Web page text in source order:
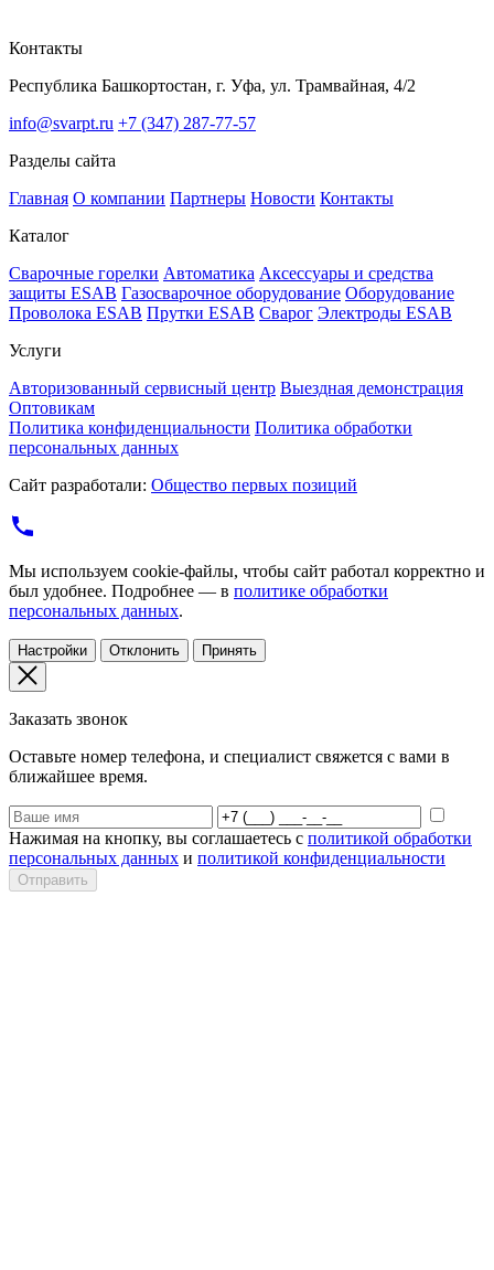
Контакты
Республика Башкортостан, г. Уфа, ул. Трамвайная, 4/2
info@svarpt.ru +7 (347) 287-77-57
Разделы сайта
Главная О компании Партнеры Новости Контакты
Каталог
Cварочные горелки Автоматика Аксессуары и средства
защиты ESAB Газосварочное оборудование Оборудование
Проволока ESAB Прутки ESAB Сварог Электроды ESAB
Услуги
Авторизованный сервисный центр Выездная демонстрация
Оптовикам
Политика конфиденциальности Политика обработки
персональных данных
Сайт разработали: Общество первых позиций
Мы используем cookie-файлы, чтобы сайт работал корректно и
был удобнее. Подробнее — в политике обработки
персональных данных.
Настройки Отклонить Принять
Заказать звонок
Оставьте номер телефона, и специалист свяжется с вами в
ближайшее время.
Нажимая на кнопку, вы соглашаетесь с политикой обработки
персональных данных и политикой конфиденциальности
Отправить